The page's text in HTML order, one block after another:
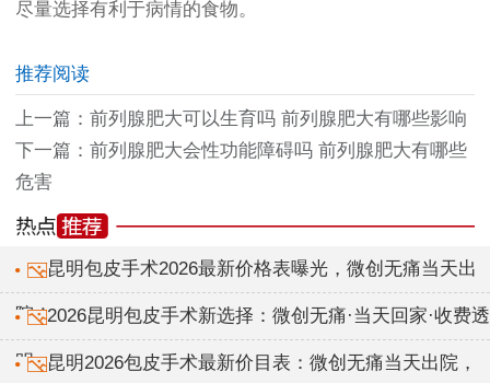
尽量选择有利于病情的食物。
推荐阅读
上一篇： 前列腺肥大可以生育吗 前列腺肥大有哪些影响
下一篇： 前列腺肥大会性功能障碍吗 前列腺肥大有哪些
危害
昆明包皮手术2026最新价格表曝光，微创无痛当天出
院！2026昆明包皮手术新选择：微创无痛·当天回家·收费透
明 昆明2026包皮手术最新价目表：微创无痛当天出院，